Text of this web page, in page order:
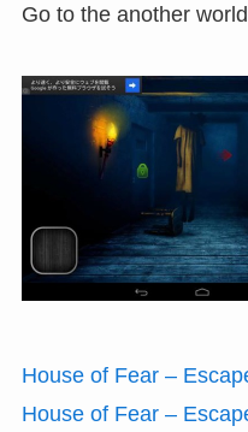
Go to the another
House of Fear –
House of Fear –